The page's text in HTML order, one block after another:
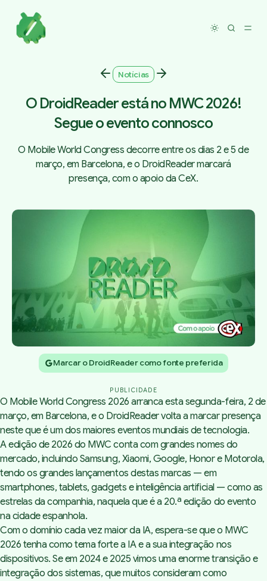
Toggle
Notícias
O DroidReader está no MWC 2026!
Segue o evento connosco
O Mobile World Congress decorre entre os dias 2 e 5 de
março, em Barcelona, e o DroidReader marcará
presença, com o apoio da CeX.
Marcar o DroidReader como fonte preferida
PUBLICIDADE
O Mobile World Congress 2026 arranca esta segunda-feira, 2 de
março, em Barcelona, e o DroidReader volta a marcar presença
neste que é um dos maiores eventos mundiais de tecnologia.
A edição de 2026 do MWC conta com grandes nomes do
mercado, incluindo Samsung, Xiaomi, Google, Honor e Motorola,
tendo os grandes lançamentos destas marcas — em
smartphones, tablets, gadgets e inteligência artificial — como as
estrelas da companhia, naquela que é a 20.ª edição do evento
na cidade espanhola.
Com o domínio cada vez maior da IA, espera-se que o MWC
2026 tenha como tema forte a IA e a sua integração nos
dispositivos. Se em 2024 e 2025 vimos uma enorme transição e
integração dos sistemas, que muitos consideram como